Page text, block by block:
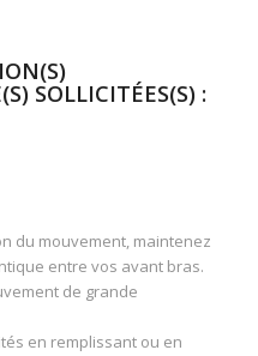
SOLLICITÉES(S) :
du mouvement, maintenez
entre vos avant bras.
de grande
en remplissant ou en